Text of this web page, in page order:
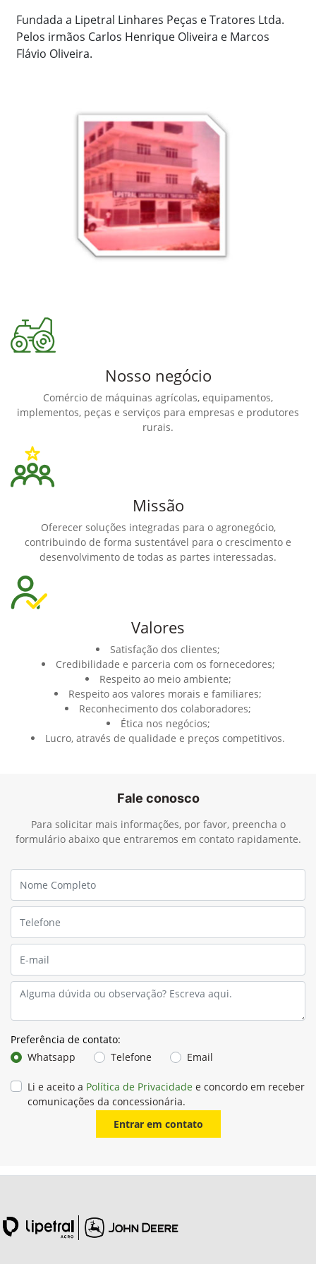
Fundada a Lipetral Linhares Peças e Tratores Ltda.
Pelos irmãos Carlos Henrique Oliveira e Marcos
Flávio Oliveira.
Nosso negócio
Comércio de máquinas agrícolas, equipamentos,
implementos, peças e serviços para empresas e produtores
rurais.
Missão
Oferecer soluções integradas para o agronegócio,
contribuindo de forma sustentável para o crescimento e
desenvolvimento de todas as partes interessadas.
Valores
Satisfação dos clientes;
Credibilidade e parceria com os fornecedores;
Respeito ao meio ambiente;
Respeito aos valores morais e familiares;
Reconhecimento dos colaboradores;
Ética nos negócios;
Lucro, através de qualidade e preços competitivos.
Fale conosco
Para solicitar mais informações, por favor, preencha o
formulário abaixo que entraremos em contato rapidamente.
Preferência de contato:
Whatsapp
Telefone Email
Li e aceito a Política de Privacidade e concordo em receber
comunicações da concessionária.
Entrar em contato